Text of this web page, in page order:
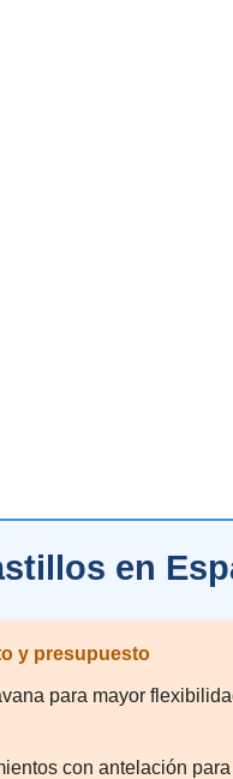
en
y presupuesto
para mayor
con antelación para